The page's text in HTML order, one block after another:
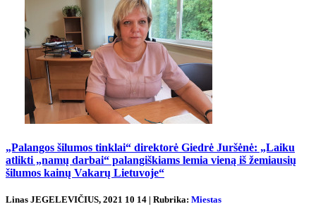
„Palangos šilumos tinklai“ direktorė Giedrė Juršėnė: „Laiku
atlikti „namų darbai“ palangiškiams lemia vieną iš žemiausių
šilumos kainų Vakarų Lietuvoje“
Linas JEGELEVIČIUS, 2021 10 14 | Rubrika: Miestas